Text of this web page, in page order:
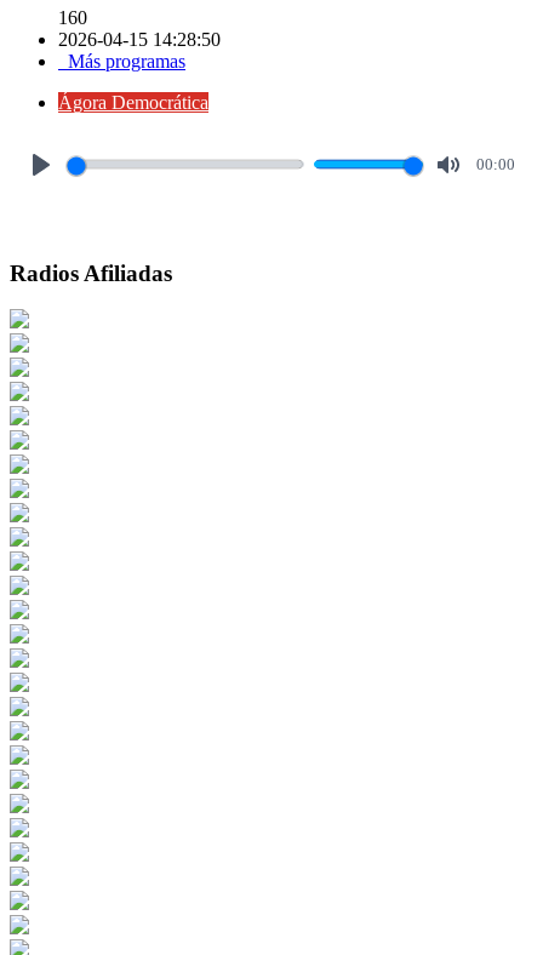
160
2026-04-15 14:28:50
Más programas
Ágora Democrática
00:00
Radios Afiliadas